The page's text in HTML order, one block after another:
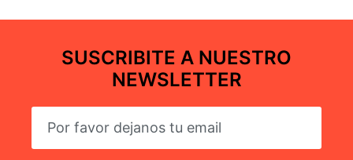
SUSCRIBITE A NUESTRO
NEWSLETTER